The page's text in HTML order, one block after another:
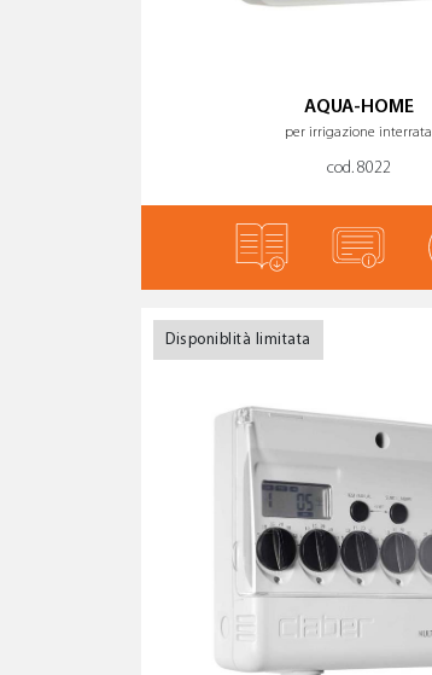
AQUA-HOME
per irrigazione interrata
cod. 8022
Disponiblità limitata